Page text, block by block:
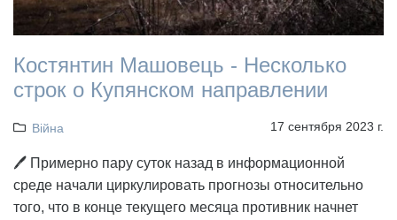
Костянтин Машовець - Несколько
строк о Купянском направлении
Війна 17 сентября 2023 г.
🖊️ Примерно пару суток назад в информационной
среде начали циркулировать прогнозы относительно
того, что в конце текущего месяца противник начнет